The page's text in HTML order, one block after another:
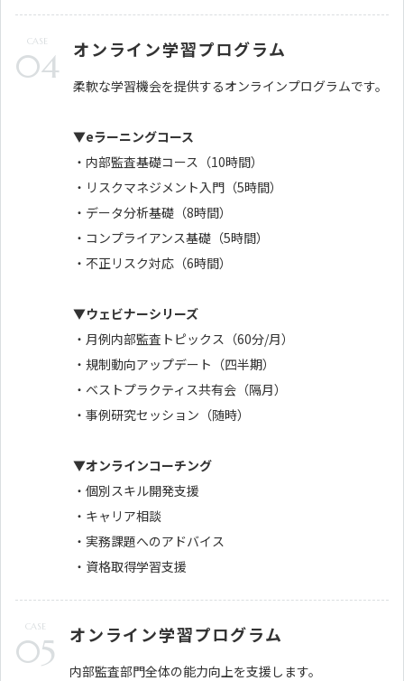
CASE
04 オンライン学習プログラム
柔軟な学習機会を提供するオンラインプログラムです。
▼eラーニングコース
・内部監査基礎コース（10時間）
・リスクマネジメント入門（5時間）
・データ分析基礎（8時間）
・コンプライアンス基礎（5時間）
・不正リスク対応（6時間）
▼ウェビナーシリーズ
・月例内部監査トピックス（60分/月）
・規制動向アップデート（四半期）
・ベストプラクティス共有会（隔月）
・事例研究セッション（随時）
▼オンラインコーチング
・個別スキル開発支援
・キャリア相談
・実務課題へのアドバイス
・資格取得学習支援
CASE
05 オンライン学習プログラム
内部監査部門全体の能力向上を支援します。